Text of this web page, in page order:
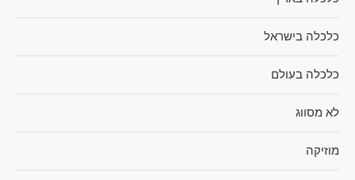
כלכלה בישראל
כלכלה בעולם
לא מסווג
מוזיקה